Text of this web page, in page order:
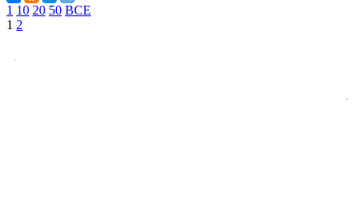
1 10 20 50 ВСЕ
1 2